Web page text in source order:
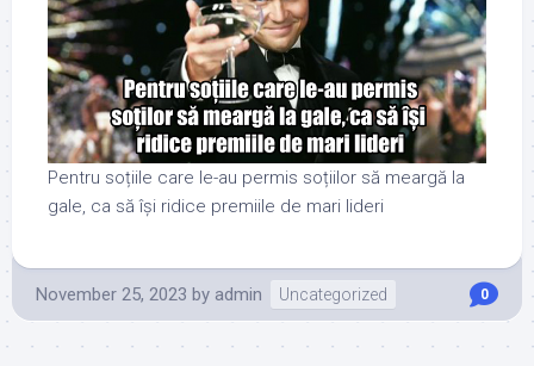
Pentru soțiile care le-au permis soțiilor să meargă la
gale, ca să își ridice premiile de mari lideri
November 25, 2023 by admin Uncategorized 0